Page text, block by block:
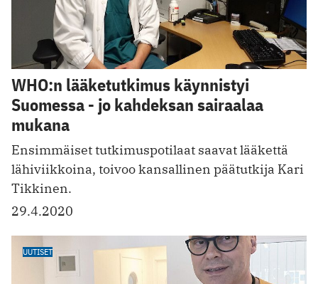
WHO:n lääketutkimus käynnistyi
Suomessa - jo kahdeksan sairaalaa
mukana
Ensimmäiset tutkimuspotilaat saavat lääkettä
lähiviikkoina, toivoo kansallinen päätutkija Kari
Tikkinen.
29.4.2020
UUTISET